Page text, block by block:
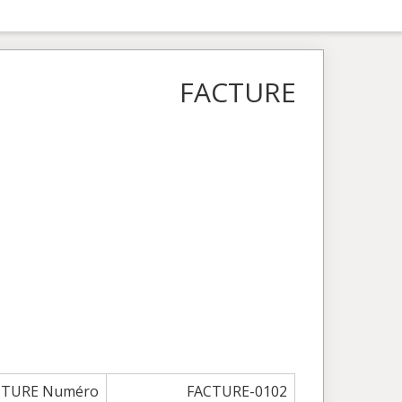
FACTURE
Numéro FACTURE-0102